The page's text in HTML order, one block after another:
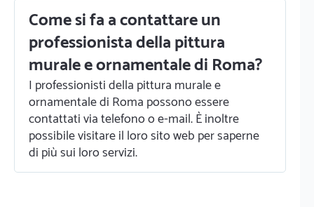
Come si fa a contattare un
professionista della pittura
murale e ornamentale di Roma?
I professionisti della pittura murale e
ornamentale di Roma possono essere
contattati via telefono o e-mail. È inoltre
possibile visitare il loro sito web per saperne
di più sui loro servizi.